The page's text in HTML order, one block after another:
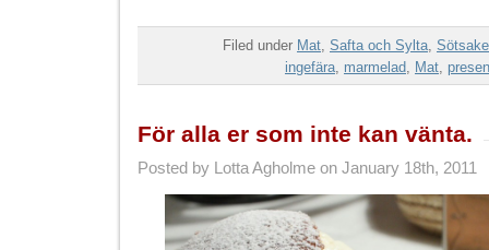
Filed under Mat, Safta och Sylta,
ingefära, marmelad, Mat,
För alla er som inte kan vänta.
Posted by Lotta Agholme on January 18th, 2011